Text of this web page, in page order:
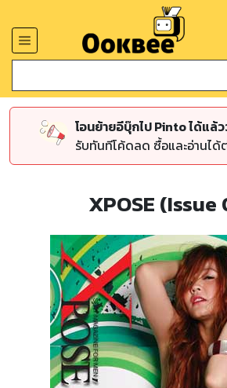
โอนย้ายอีบุ๊กไป Pinto ได้แล้
รับทันทีโค้ดลด ซื้อและอ่านได้
XPOSE (Issue